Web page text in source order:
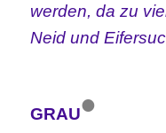
werden, da zu
Neid und
GRAU•